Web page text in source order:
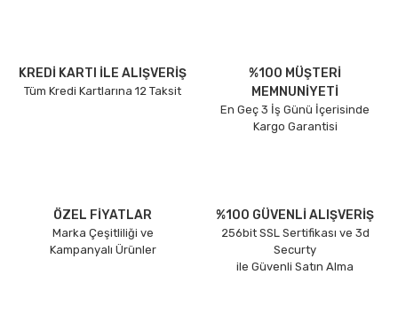
KREDİ KARTI İLE ALIŞVERİŞ
Tüm Kredi Kartlarına 12 Taksit
%100 MÜŞTERİ
MEMNUNİYETİ
En Geç 3 İş Günü İçerisinde
Kargo Garantisi
ÖZEL FİYATLAR
Marka Çeşitliliği ve
Kampanyalı Ürünler
%100 GÜVENLİ ALIŞVERİŞ
256bit SSL Sertifikası ve 3d
Securty
ile Güvenli Satın Alma